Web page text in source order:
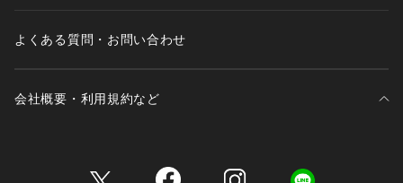
よくある質問・お問い合わせ
会社概要・利用規約など